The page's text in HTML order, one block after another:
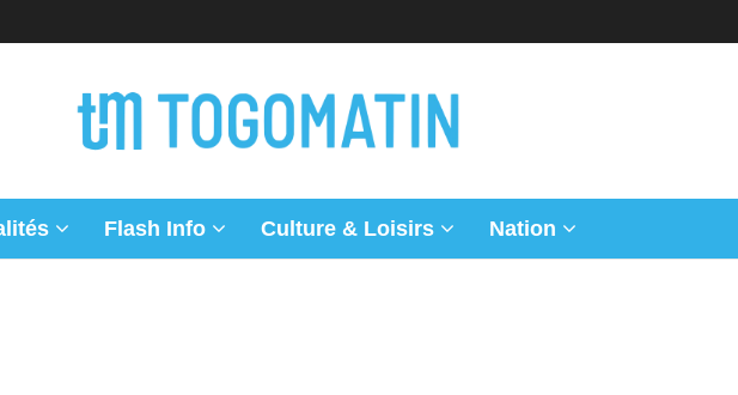
Flash Info Culture & Loisirs Nation